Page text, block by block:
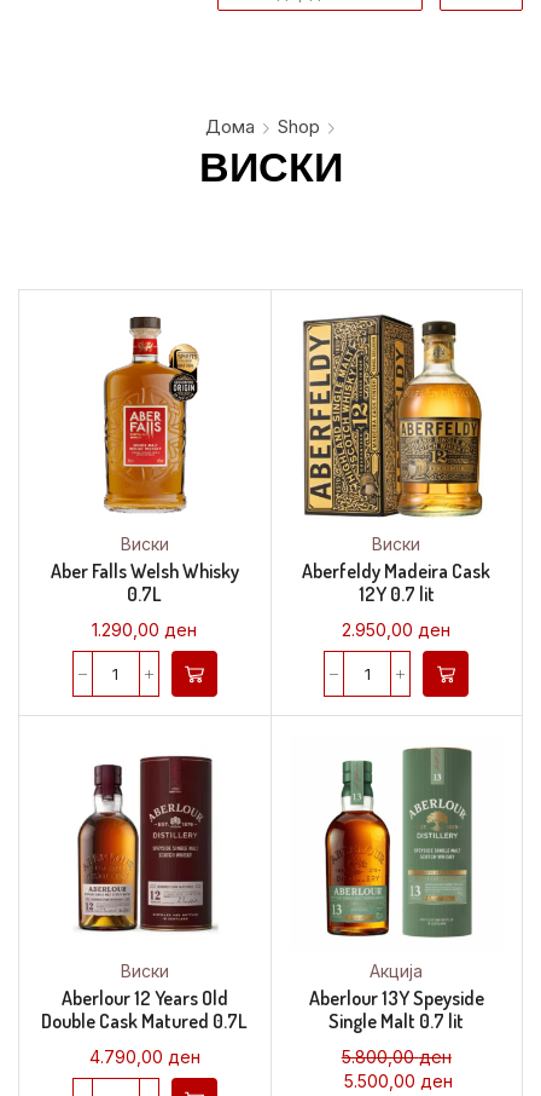
Дома Shop
ВИСКИ
Виски
Aber Falls Welsh Whisky
0.7L
1.290,00 ден
Виски
Aberfeldy Madeira Cask
12Y 0.7 lit
2.950,00 ден
Виски
Aberlour 12 Years Old
Double Cask Matured 0.7L
4.790,00 ден
Акција
Aberlour 13Y Speyside
Single Malt 0.7 lit
5.800,00ден
5.500,00 ден